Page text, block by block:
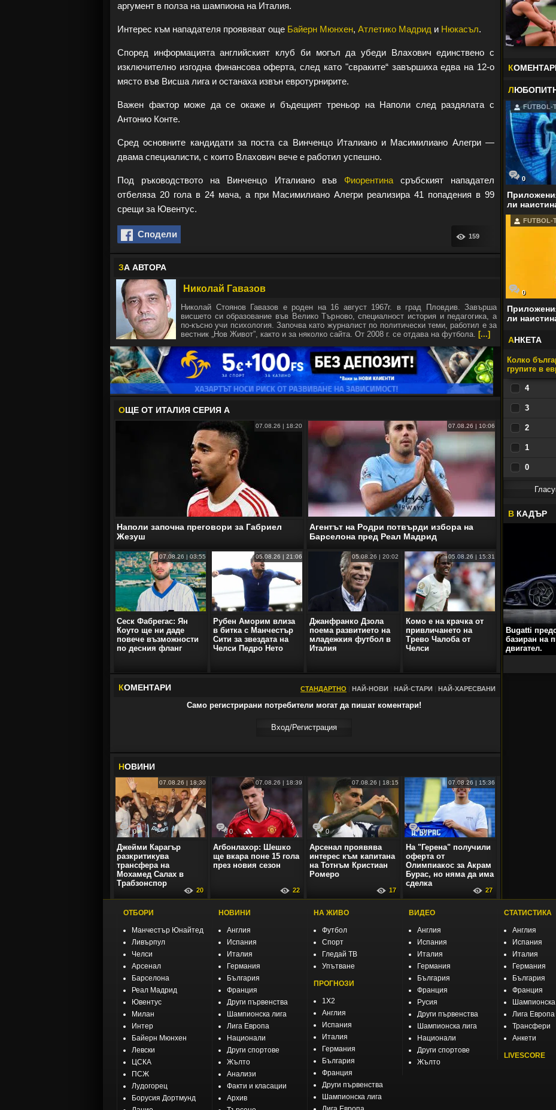
аргумент в полза на шампиона на Италия.
Интерес към нападателя проявяват още Байерн Мюнхен, Атлетико Мадрид и Нюкасъл.
Според информацията английският клуб би могъл да убеди Влахович единствено с
изключително изгодна финансова оферта, след като "свраките“ завършиха едва на 12-о
място във Висша лига и останаха извън евротурнирите.
Важен фактор може да се окаже и бъдещият треньор на Наполи след раздялата с
Антонио Конте.
Сред основните кандидати за поста са Винченцо Италиано и Масимилиано Алегри —
двама специалисти, с които Влахович вече е работил успешно.
Под ръководството на Винченцо Италиано във Фиорентинасръбският нападател
отбеляза 20 гола в 24 мача, а при Масимилиано Алегри реализира 41 попадения в 99
срещи за Ювентус.
Сподели 159
ЗА АВТОРА
Николай Гавазов
Николай Стоянов Гавазов е роден на 16 август 1967г. в град Пловдив. Завърша
висшето си образование във Велико Търново, специалност история и педагогика, а
по-късно учи психология. Започва като журналист по политически теми, работил е за
вестник „Нов Живот”, както и за няколко сайта. От 2008 г. се отдава на футбола. [...]
ОЩЕ ОТ ИТАЛИЯ СЕРИЯ А
07.08.26 | 18:20
Наполи започна преговори за Габриел
Жезуш
07.08.26 | 10:06
Агентът на Родри потвърди избора на
Барселона пред Реал Мадрид
07.08.26 | 03:55
Сеск Фабрегас: Ян
Коуто ще ни даде
повече възможности
по десния фланг
05.08.26 | 21:06
Рубен Аморим влиза
в битка с Манчестър
Сити за звездата на
Челси Педро Нето
05.08.26 | 20:02
Джанфранко Дзола
поема развитието на
младежкия футбол в
Италия
05.08.26 | 15:31
Комо е на крачка от
привличането на
Трево Чалоба от
Челси
КОМЕНТАРИ СТАНДАРТНО НАЙ-НОВИ НАЙ-СТАРИ НАЙ-ХАРЕСВАНИ
Само регистрирани потребители могат да пишат коментари!
Вход/Регистрaция
НОВИНИ
0
07.08.26 | 18:30
Джейми Карагър
разкритикува
трансфера на
Мохамед Салах в
Трабзонспор
20
0
07.08.26 | 18:39
Агбонлахор: Шешко
ще вкара поне 15 гола
през новия сезон
22
0
07.08.26 | 18:15
Арсенал проявява
интерес към капитана
на Тотнъм Кристиан
Ромеро
17
0
07.08.26 | 15:36
На "Герена" получили
оферта от
Олимпиакос за Акрам
Бурас, но няма да има
сделка
27
К
Л
FUTBOL-
0
ли
FUTBOL-
0
ли
АНКЕТА
Колко
групите в
4
3
2
1
0
В КАДЪР
Bugatti
базиран на
двигател.
ОТБОРИ
Манчестър Юнайтед
Ливърпул
Челси
Арсенал
Барселона
Реал Мадрид
Ювентус
Милан
Интер
Байерн Мюнхен
Левски
ЦСКА
ПСЖ
Лудогорец
Борусия Дортмунд
НОВИНИ
Англия
Испания
Италия
Германия
България
Франция
Други първенства
Шампионска лига
Лига Европа
Национали
Други спортове
Жълто
Анализи
Факти и класации
Архив
НА ЖИВО
Футбол
Спорт
Гледай ТВ
Упътване
ПРОГНОЗИ
1X2
Англия
Испания
Италия
Германия
България
Франция
Други първенства
Шампионска лига
ВИДЕО
Англия
Испания
Италия
Германия
България
Франция
Русия
Други първенства
Шампионска лига
Национали
Други спортове
Жълто
СТАТИСТИКА
Англия
Испания
Италия
Германия
България
Франция
Шампионска
Лига Европа
Трансфери
Анкети
LIVESCORE